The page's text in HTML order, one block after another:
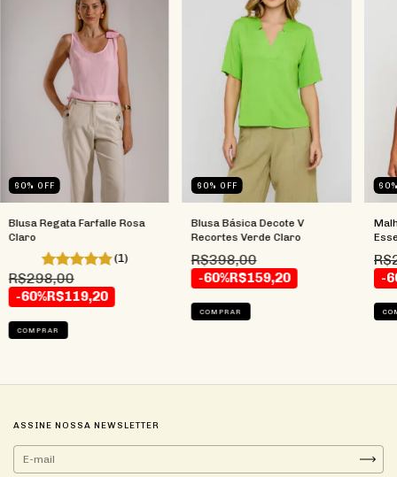
60% OFF
Blusa Regata Farfalle Rosa
Claro
(1)
R$298,00
-60%R$119,20
COMPRAR
60% OFF
Blusa Básica Decote V
Recortes Verde Claro
R$398,00
-60%R$159,20
COMPRAR
60
-
ASSINE NOSSA NEWSLETTER